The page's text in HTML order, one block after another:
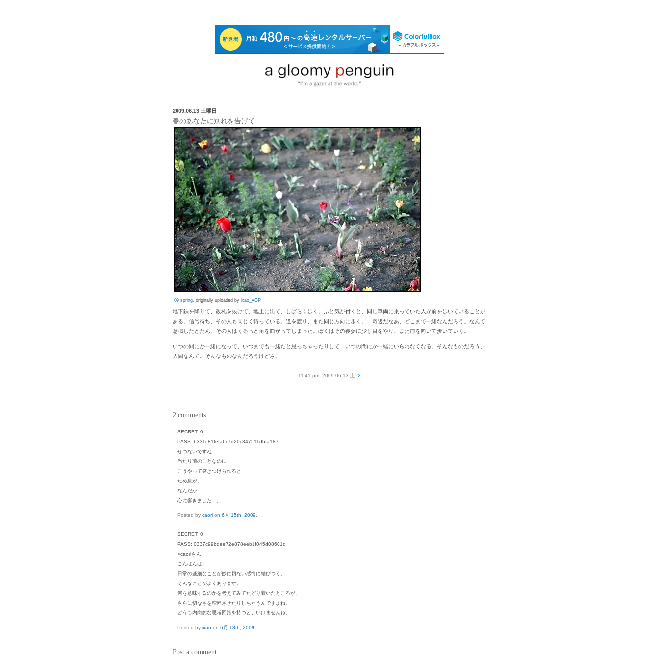
2009.06.13 土曜日
春のあなたに別れを告げて
09 spring, originally uploaded by ixao_AGP.
地下鉄を降りて、改札を抜けて、地上に出て、しばらく歩く。ふと気が付くと、同じ車両に乗っていた人が前を歩いていることが
ある。信号待ち、その人も同じく待っている。道を渡り、また同じ方向に歩く。「奇遇だなあ、どこまで一緒なんだろう」なんて
意識したとたん、その人はくるっと角を曲がってしまった。ぼくはその後姿に少し目をやり、また前を向いて歩いていく。
いつの間にか一緒になって、いつまでも一緒だと思っちゃったりして、いつの間にか一緒にいられなくなる。そんなものだろう、
人間なんて。そんなものなんだろうけどさ。
11:41 pm, 2009.06.13 土. 2
2 comments.
SECRET: 0
PASS: b331c81fefa6c7d20c347511dbfa187c
せつないですね
当たり前のことなのに
こうやって突きつけられると
ため息が。
なんだか
心に響きました…。
Posted by caori on 6月 15th, 2009
SECRET: 0
PASS: 0337c99bdee72e878eeb1f045d08601d
>caoriさん
こんばんは。
日常の些細なことが妙に切ない感情に結びつく。
そんなことがよくあります。
何を意味するのかを考えてみてたどり着いたところが、
さらに切なさを増幅させたりしちゃうんですよね。
どうも内向的な思考回路を持つと、いけませんね。
Posted by ixao on 6月 18th, 2009.
Post a comment.